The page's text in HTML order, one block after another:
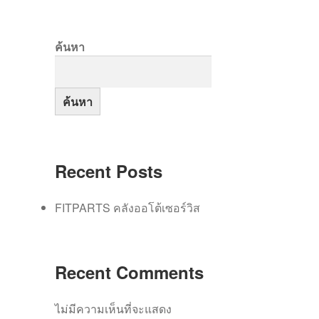
ค้นหา
ค้นหา
Recent Posts
FITPARTS คลังออโต้เซอร์วิส
Recent Comments
ไม่มีความเห็นที่จะแสดง